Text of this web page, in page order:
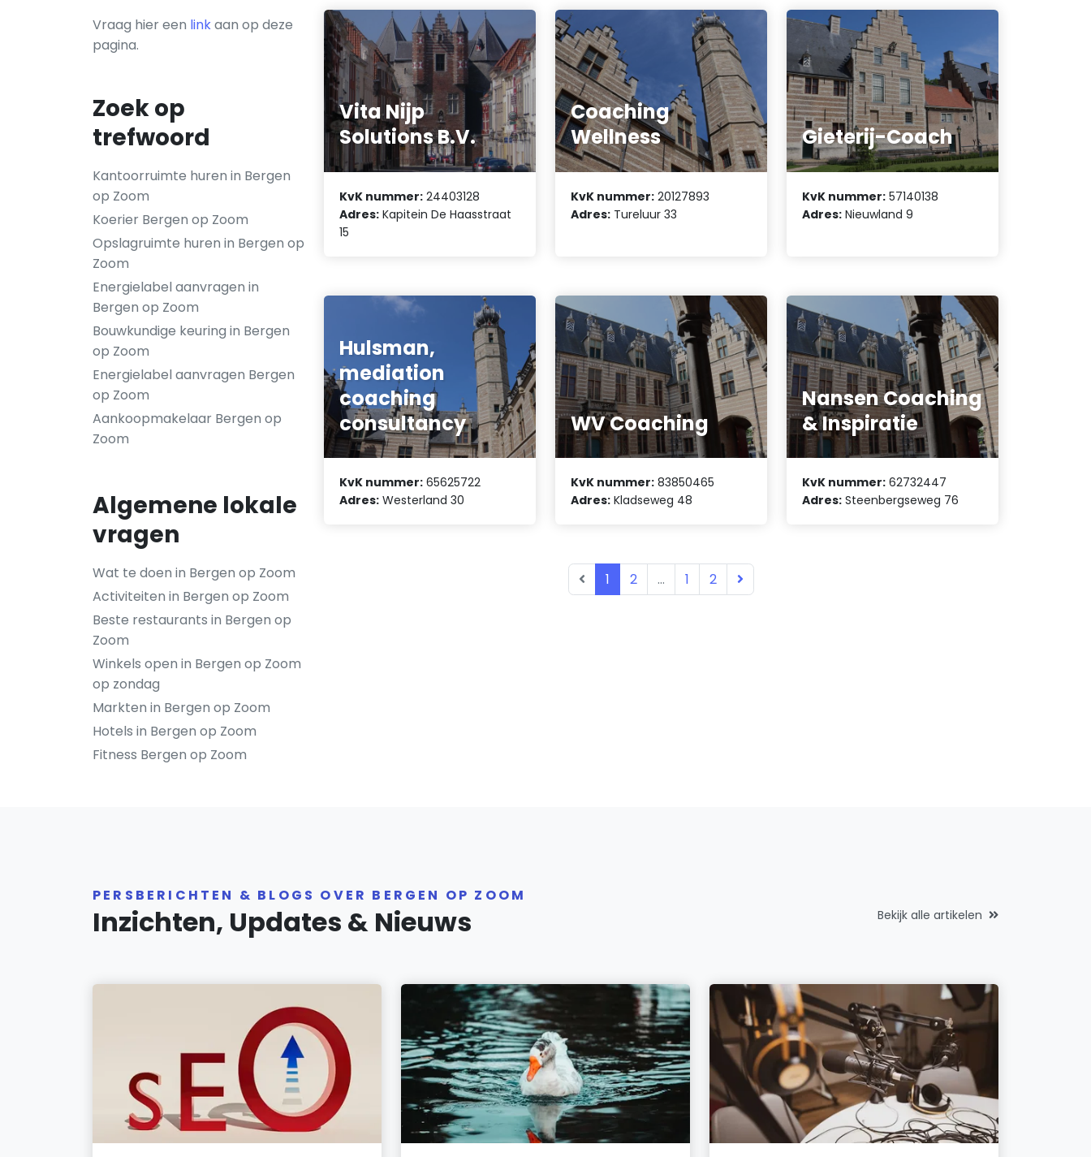
Vraag hier een linkaan op deze
pagina.
Zoek op
trefwoord
Kantoorruimte huren in Bergen
op Zoom
Koerier Bergen op Zoom
Opslagruimte huren in Bergen op
Zoom
Energielabel aanvragen in
Bergen op Zoom
Bouwkundige keuring in Bergen
op Zoom
Energielabel aanvragen Bergen
op Zoom
Aankoopmakelaar Bergen op
Zoom
Algemene lokale
vragen
Wat te doen in Bergen op Zoom
Activiteiten in Bergen op Zoom
Beste restaurants in Bergen op
Zoom
Winkels open in Bergen op Zoom
op zondag
Markten in Bergen op Zoom
Hotels in Bergen op Zoom
Fitness Bergen op Zoom
Vita Nijp
Solutions B.V.
KvK nummer: 24403128
Adres: Kapitein De Haasstraat
15
Coaching
Wellness
KvK nummer: 20127893
Adres: Tureluur 33
Gieterij-Coach
KvK nummer: 57140138
Adres: Nieuwland 9
Hulsman,
mediation
coaching
consultancy
KvK nummer: 65625722
Adres: Westerland 30
WV Coaching
KvK nummer: 83850465
Adres: Kladseweg 48
Nansen Coaching
& Inspiratie
KvK nummer: 62732447
Adres: Steenbergseweg 76
1 2 ... 1 2
PERSBERICHTEN & BLOGS OVER BERGEN OP ZOOM
Inzichten, Updates & Nieuws Bekijk alle artikelen